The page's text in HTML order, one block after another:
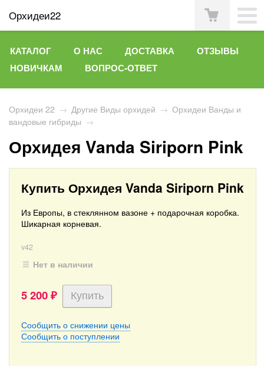
Орхидеи22
КАТАЛОГ О НАС ДОСТАВКА
ОТЗЫВЫ
НОВИЧКАМ
ВОПРОС-ОТВЕТ
Орхидеи 22 → Другие Виды орхидей → Орхидеи Ванды и
вандовые гибриды →
Орхидея Vanda Siriporn Pink
Купить Орхидея Vanda Siriporn Pink
Из Европы, в стеклянном вазоне + подарочная коробка.
Шикарная корневая.
v42
Нет в наличии
5 200 ₽
Сообщить о снижении цены
Сообщить о поступлении